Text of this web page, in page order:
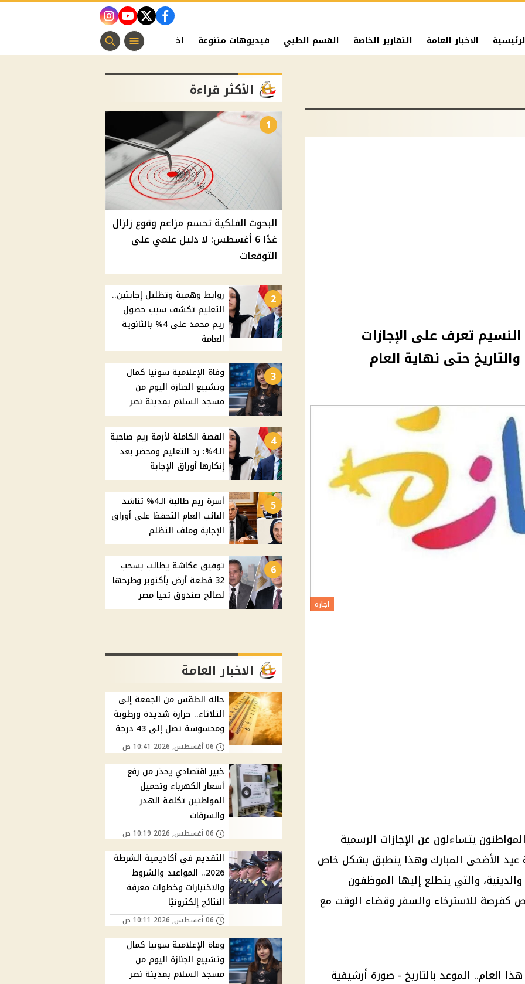
facebook
twitter
youtube
instagram
الاخبار العامة التقارير الخاصة القسم الطبي فيديوهات متنوعة اخبار الفن منوعات مسيحية
تعرف على الإجازات
اجازه
يتساءلون عن الإجازات الرسمية
عيد الأضحى المبارك وهذا ينطبق بشكل خاص
والتي يتطلع إليها الموظفون
كفرصة للاسترخاء والسفر وقضاء الوقت مع
الأكثر قراءة
1
البحوث الفلكية تحسم مزاعم وقوع زلزال
غدًا 6 أغسطس: لا دليل علمي على
التوقعات
2
روابط وهمية وتظليل إجابتين..
التعليم تكشف سبب حصول
ريم محمد على 4% بالثانوية
العامة
3
وفاة الإعلامية سونيا كمال
وتشييع الجنازة اليوم من
مسجد السلام بمدينة نصر
4
القصة الكاملة لأزمة ريم صاحبة
الـ4%: رد التعليم ومحضر بعد
إنكارها أوراق الإجابة
5
أسرة ريم طالبة الـ4% تناشد
النائب العام التحفظ على أوراق
الإجابة وملف التظلم
6
توفيق عكاشة يطالب بسحب
32 قطعة أرض بأكتوبر وطرحها
لصالح صندوق تحيا مصر
الاخبار العامة
حالة الطقس من الجمعة إلى
الثلاثاء.. حرارة شديدة ورطوبة
ومحسوسة تصل إلى 43 درجة
06 أغسطس, 2026 10:41 ص
خبير اقتصادي يحذر من رفع
أسعار الكهرباء وتحميل
المواطنين تكلفة الهدر
والسرقات
06 أغسطس, 2026 10:19 ص
التقديم في أكاديمية الشرطة
2026.. المواعيد والشروط
والاختبارات وخطوات معرفة
النتائج إلكترونيًا
06 أغسطس, 2026 10:11 ص
وفاة الإعلامية سونيا كمال
وتشييع الجنازة اليوم من
مسجد السلام بمدينة نصر